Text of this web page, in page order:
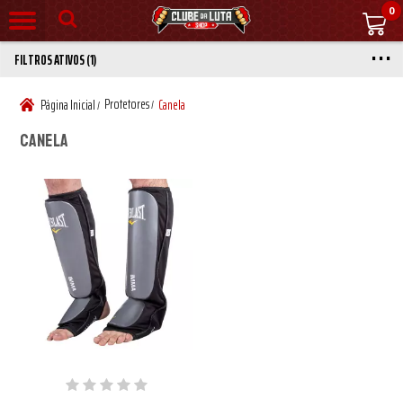
0
Página Inicial/ Protetores/ Canela
FILTROS ATIVOS (1)
Canela